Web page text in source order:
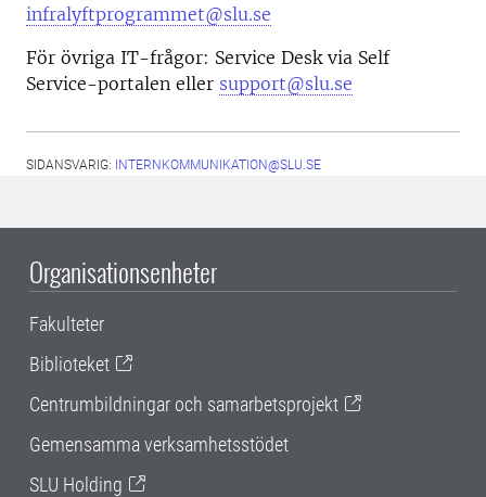
infralyftprogrammet@slu.se
För övriga IT-frågor: Service Desk via Self
Service-portalen eller support@slu.se
SIDANSVARIG: INTERNKOMMUNIKATION@SLU.SE
Organisationsenheter
Fakulteter
Biblioteket
Centrumbildningar och samarbetsprojekt
Gemensamma verksamhetsstödet
SLU Holding